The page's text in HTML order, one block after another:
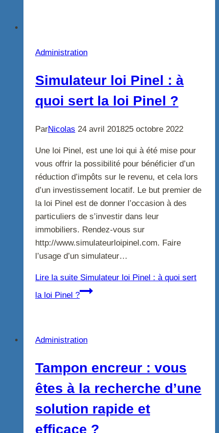
Administration
Simulateur loi Pinel : à
quoi sert la loi Pinel ?
ParNicolas 24 avril 201825 octobre 2022
Une loi Pinel, est une loi qui à été mise pour
vous offrir la possibilité pour bénéficier d’un
réduction d’impôts sur le revenu, et cela lors
d’un investissement locatif. Le but premier de
la loi Pinel est de donner l’occasion à des
particuliers de s’investir dans leur
immobiliers. Rendez-vous sur
http://www.simulateurloipinel.com. Faire
l’usage d’un simulateur…
Lire la suite Simulateur loi Pinel : à quoi sert
la loi Pinel ?
Administration
Tampon encreur : vous
êtes à la recherche d’une
solution rapide et
efficace ?